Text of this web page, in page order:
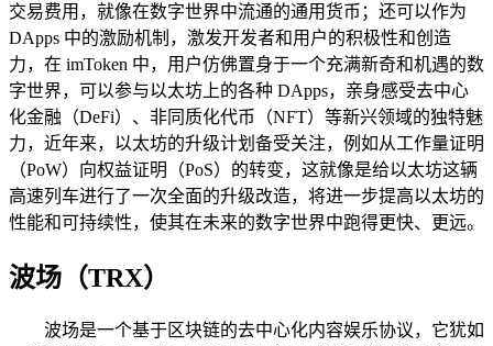
交易费用，就像在数字世界中流通的通用货币；还可以作为
DApps 中的激励机制，激发开发者和用户的积极性和创造
力，在 imToken 中，用户仿佛置身于一个充满新奇和机遇的数
字世界，可以参与以太坊上的各种 DApps，亲身感受去中心
化金融（DeFi）、非同质化代币（NFT）等新兴领域的独特魅
力，近年来，以太坊的升级计划备受关注，例如从工作量证明
（PoW）向权益证明（PoS）的转变，这就像是给以太坊这辆
高速列车进行了一次全面的升级改造，将进一步提高以太坊的
性能和可持续性，使其在未来的数字世界中跑得更快、更远。
波场（TRX）
波场是一个基于区块链的去中心化内容娱乐协议，它犹如